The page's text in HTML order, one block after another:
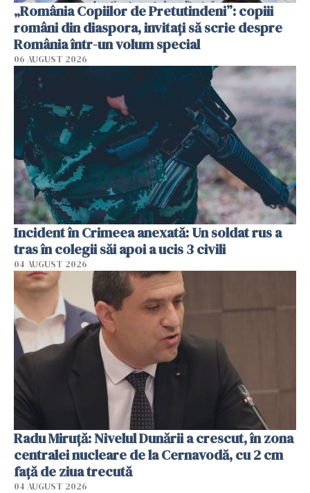
„România Copiilor de Pretutindeni”: copiii
români din diaspora, invitați să scrie despre
România într-un volum special
06 AUGUST 2026
Incident în Crimeea anexată: Un soldat rus a
tras în colegii săi apoi a ucis 3 civili
04 AUGUST 2026
Radu Miruţă: Nivelul Dunării a crescut, în zona
centralei nucleare de la Cernavodă, cu 2 cm
faţă de ziua trecută
04 AUGUST 2026